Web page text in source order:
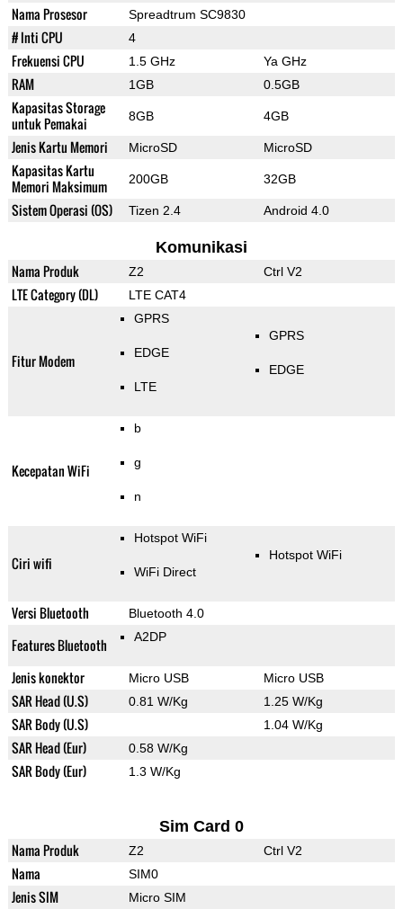
Nama Prosesor
Spreadtrum SC9830
# Inti CPU 4
Frekuensi CPU 1.5 GHz Ya GHz
RAM 1GB 0.5GB
Kapasitas Storage
untuk Pemakai
8GB 4GB
Jenis Kartu Memori MicroSD MicroSD
Kapasitas Kartu
Memori Maksimum
200GB 32GB
Sistem Operasi (OS) Tizen 2.4 Android 4.0
Komunikasi
Nama Produk Z2 Ctrl V2
LTE Category (DL) LTE CAT4
Fitur Modem
GPRS
EDGE
LTE
GPRS
EDGE
Kecepatan WiFi
b
g
n
Ciri wifi
Hotspot WiFi
WiFi Direct
Hotspot WiFi
Versi Bluetooth Bluetooth 4.0
Features Bluetooth A2DP
Jenis konektor Micro USB Micro USB
SAR Head (U.S) 0.81 W/Kg 1.25 W/Kg
SAR Body (U.S) 1.04 W/Kg
SAR Head (Eur) 0.58 W/Kg
SAR Body (Eur) 1.3 W/Kg
Sim Card 0
Nama Produk Z2 Ctrl V2
Nama SIM0
Jenis SIM Micro SIM